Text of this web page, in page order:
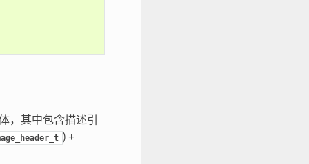
，其中包含描述引
) +